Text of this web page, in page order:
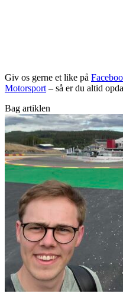
Giv os gerne et like på
Motorsport – så er du altid
Bag artiklen